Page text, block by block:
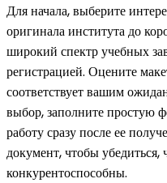
Для начала, выберите
оригинала института до
широкий спектр учебных
регистрацией. Оцените
соответствует вашим
выбор, заполните простую
работу сразу после ее
документ, чтобы
конкурентоспособны.